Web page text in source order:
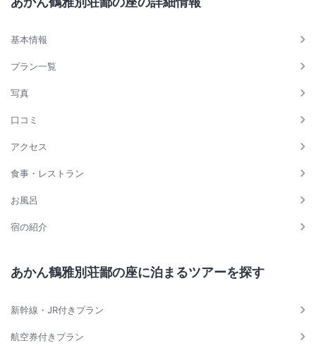
基本情報
プラン一覧
写真
口コミ
アクセス
食事・レストラン
お風呂
宿の紹介
あかん鶴雅別荘鄙の座に泊まるツアーを探す
新幹線・JR付きプラン
航空券付きプラン